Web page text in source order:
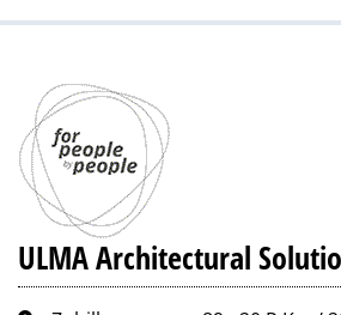
ULMA Architectural